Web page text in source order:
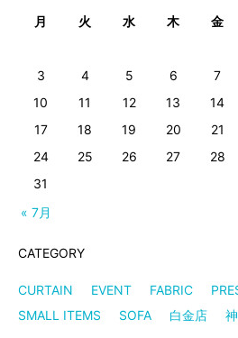
月
火 水 木 金
« 7月
3
4 5 6 7
10
11 12 13 14
17
18 19 20 21
24
25 26 27 28
31
CATEGORY
CURTAIN EVENT FABRIC
SMALL ITEMS
SOFA 白金店